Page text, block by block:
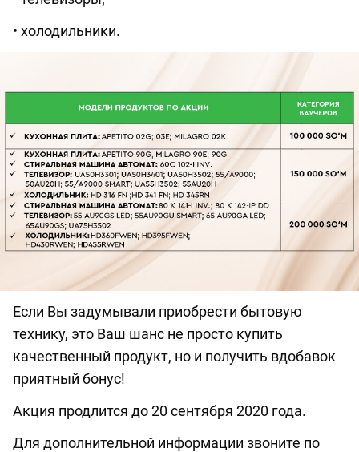
• холодильники.
Если Вы задумывали приобрести бытовую
технику, это Ваш шанс не просто купить
качественный продукт, но и получить вдобавок
приятный бонус!
Акция продлится до 20 сентября 2020 года.
Для дополнительной информации звоните по